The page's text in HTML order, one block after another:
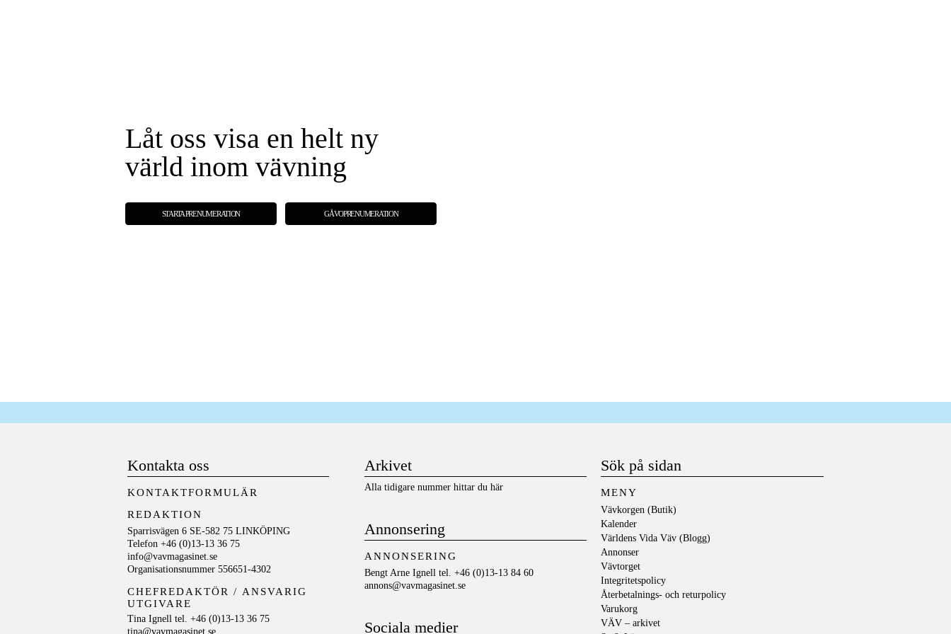
Låt oss visa en helt ny
värld inom vävning
STARTA PRENUMERATION GÅVOPRENUMERATION
Kontakta oss
KONTAKTFORMULÄR
REDAKTION
Sparrisvägen 6 SE-582 75 LINKÖPING
Telefon +46 (0)13-13 36 75
info@vavmagasinet.se
Organisationsnummer 556651-4302
CHEFREDAKTÖR /ANSVARIG
UTGIVARE
Tina Ignell tel. +46 (0)13-13 36 75
tina@vavmagasinet.se
Arkivet
Alla tidigare nummer hittar du här
Annonsering
ANNONSERING
Bengt Arne Ignell tel. +46 (0)13-13 84 60
annons@vavmagasinet.se
Sociala medier
Sök på sidan
MENY
Vävkorgen (Butik)
Kalender
Världens Vida Väv (Blogg)
Annonser
Vävtorget
Integritetspolicy
Återbetalnings- och returpolicy
Varukorg
VÄV – arkivet